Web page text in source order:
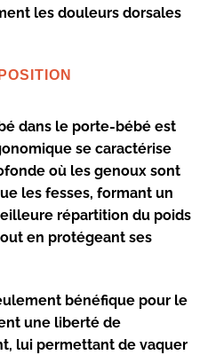
les douleurs dorsales
dans le porte-bébé est
se caractérise
où les genoux sont
les fesses, formant un
répartition du poids
en protégeant ses
bénéfique pour le
une liberté de
lui permettant de vaquer